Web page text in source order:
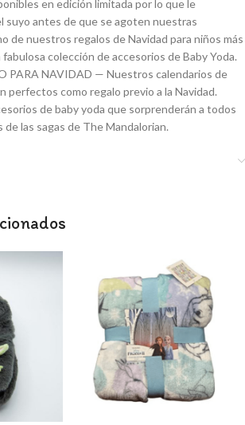
en edición limitada por lo que le
suyo antes de que se agoten nuestras
de nuestros regalos de Navidad para niños más
colección de accesorios de Baby Yoda.
PARA NAVIDAD — Nuestros calendarios de
perfectos como regalo previo a la Navidad.
de baby yoda que sorprenderán a todos
de las sagas de The Mandalorian.